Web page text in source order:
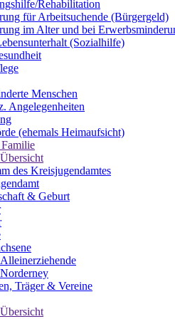
Rehabilitation
für Arbeitsuchende (Bürgergeld)
im Alter und bei
(Sozialhilfe)
Menschen
Angelegenheiten
(ehemals Heimaufsicht)
des Kreisjugendamtes
& Geburt
Träger & Vereine